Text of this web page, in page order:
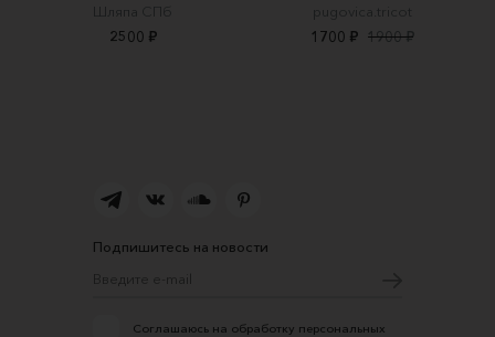
Шляпа СПб
2500 ₽
pugovica.tricot
1700 ₽ 1900 ₽
Подпишитесь на новости
Соглашаюсь на обработку персональных